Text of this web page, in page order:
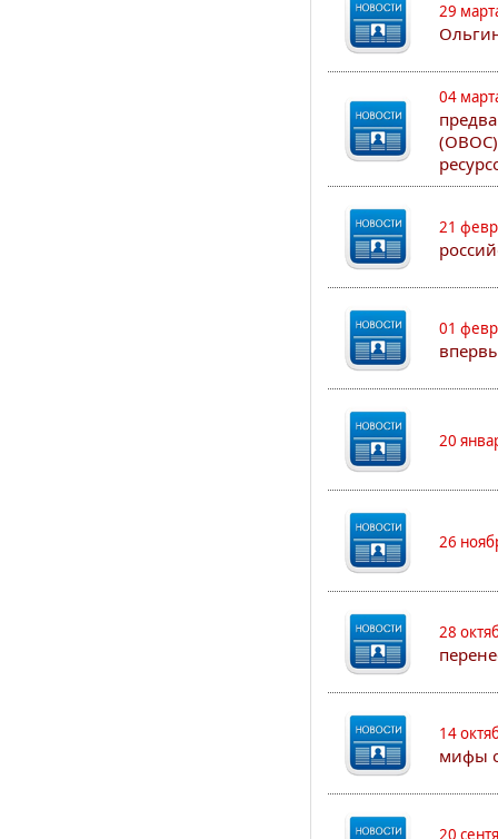
29
04
21
01
20
26
28
14
мифы
20